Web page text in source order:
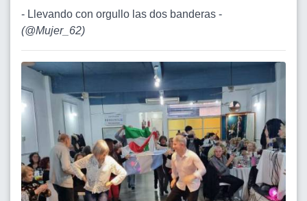
- Llevando con orgullo las dos banderas -
(@Mujer_62)